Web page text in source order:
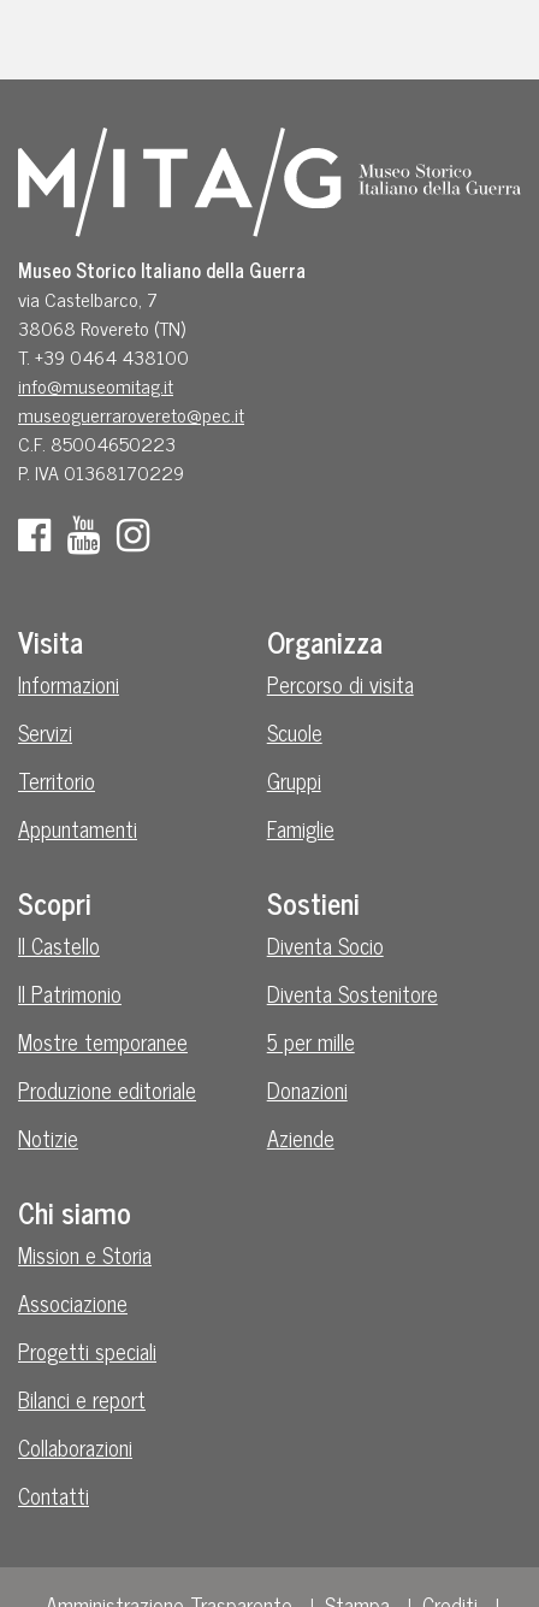
Museo Storico Italiano della Guerra
via Castelbarco, 7
38068 Rovereto (TN)
T. +39 0464 438100
info@museomitag.it
museoguerrarovereto@pec.it
C.F. 85004650223
P. IVA 01368170229
Visita
Informazioni
Servizi
Territorio
Appuntamenti
Organizza
Percorso di visita
Scuole
Gruppi
Famiglie
Scopri
Il Castello
Il Patrimonio
Mostre temporanee
Produzione editoriale
Notizie
Sostieni
Diventa Socio
Diventa Sostenitore
5 per mille
Donazioni
Aziende
Chi siamo
Mission e Storia
Associazione
Progetti speciali
Bilanci e report
Collaborazioni
Contatti